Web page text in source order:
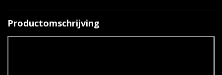
Productomschrijving